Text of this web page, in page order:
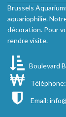
Brussels
aquariophilie.
décoration. Pour
rendre visite.
Boulevard
Email: